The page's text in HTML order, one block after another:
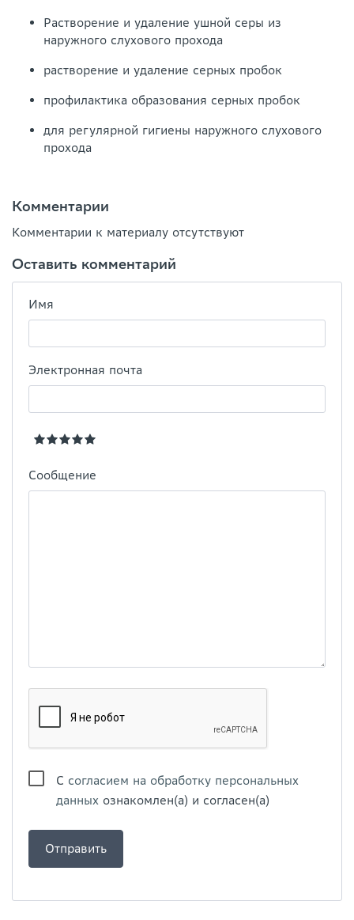
Растворение и удаление ушной серы из
наружного слухового прохода
растворение и удаление серных пробок
профилактика образования серных пробок
для регулярной гигиены наружного слухового
прохода
Комментарии
Комментарии к материалу отсутствуют
Оставить комментарий
Имя
Электронная почта
Сообщение
С согласием на обработку персональных
данных ознакомлен(а) и согласен(а)